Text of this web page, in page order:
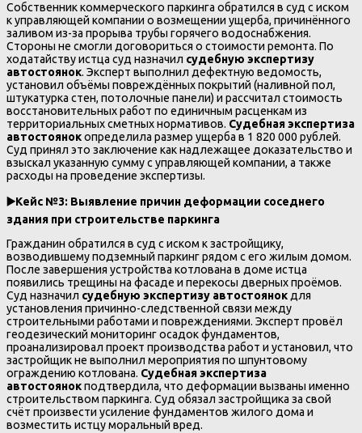
Собственник коммерческого паркинга обратился в суд с иском
к управляющей компании о возмещении ущерба, причинённого
заливом из-за прорыва трубы горячего водоснабжения.
Стороны не смогли договориться о стоимости ремонта. По
ходатайству истца суд назначил судебную экспертизу
автостоянок. Эксперт выполнил дефектную ведомость,
установил объёмы повреждённых покрытий (наливной пол,
штукатурка стен, потолочные панели) и рассчитал стоимость
восстановительных работ по единичным расценкам из
территориальных сметных нормативов. Судебная экспертиза
автостоянокопределила размер ущерба в 1 820 000 рублей.
Суд принял это заключение как надлежащее доказательство и
взыскал указанную сумму с управляющей компании, а также
расходы на проведение экспертизы.
▶️Кейс №3: Выявление причин деформации соседнего
здания при строительстве паркинга
Гражданин обратился в суд с иском к застройщику,
возводившему подземный паркинг рядом с его жилым домом.
После завершения устройства котлована в доме истца
появились трещины на фасаде и перекосы дверных проёмов.
Суд назначил судебную экспертизу автостоянокдля
установления причинно-следственной связи между
строительными работами и повреждениями. Эксперт провёл
геодезический мониторинг осадок фундаментов,
проанализировал проект производства работ и установил, что
застройщик не выполнил мероприятия по шпунтовому
ограждению котлована. Судебная экспертиза
автостоянокподтвердила, что деформации вызваны именно
строительством паркинга. Суд обязал застройщика за свой
счёт произвести усиление фундаментов жилого дома и
возместить истцу моральный вред.